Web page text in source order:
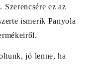
ez az
ismerik Panyola
jó lenne, ha